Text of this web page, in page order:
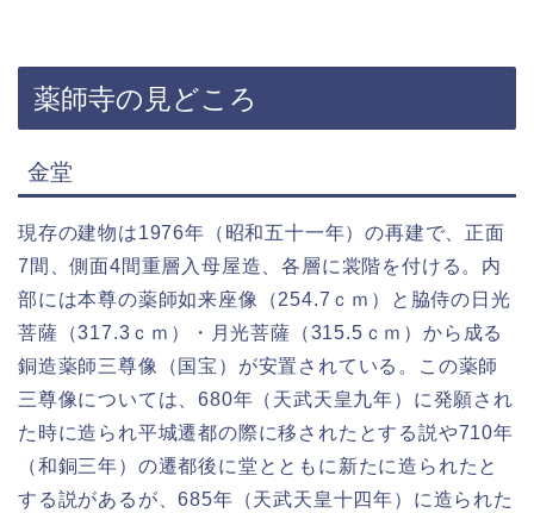
薬師寺の見どころ
金堂
現存の建物は1976年（昭和五十一年）の再建で、正面
7間、側面4間重層入母屋造、各層に裳階を付ける。内
部には本尊の薬師如来座像（254.7ｃｍ）と脇侍の日光
菩薩（317.3ｃｍ）・月光菩薩（315.5ｃｍ）から成る
銅造薬師三尊像（国宝）が安置されている。この薬師
三尊像については、680年（天武天皇九年）に発願され
た時に造られ平城遷都の際に移されたとする説や710年
（和銅三年）の遷都後に堂とともに新たに造られたと
する説があるが、685年（天武天皇十四年）に造られた